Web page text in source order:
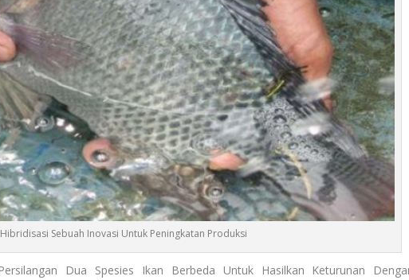
Sebuah Inovasi Untuk Peningkatan Produksi
Dua Spesies Ikan Berbeda Untuk Hasilkan Keturunan